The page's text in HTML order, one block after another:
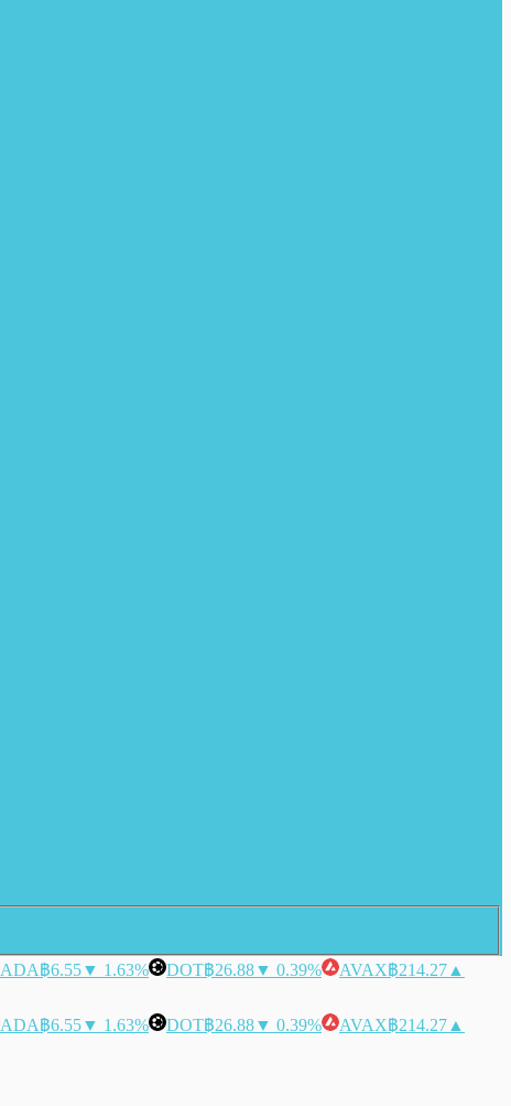
ADA฿6.55▼ 1.63% DOT฿26.88▼ 0.39% AVAX฿214.27 ▲
ADA฿6.55▼ 1.63% DOT฿26.88▼ 0.39% AVAX฿214.27 ▲